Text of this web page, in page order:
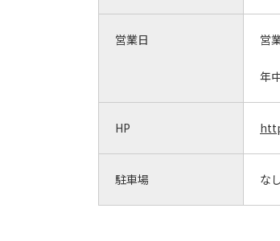
営業日 営
年
HP
駐車場 なし